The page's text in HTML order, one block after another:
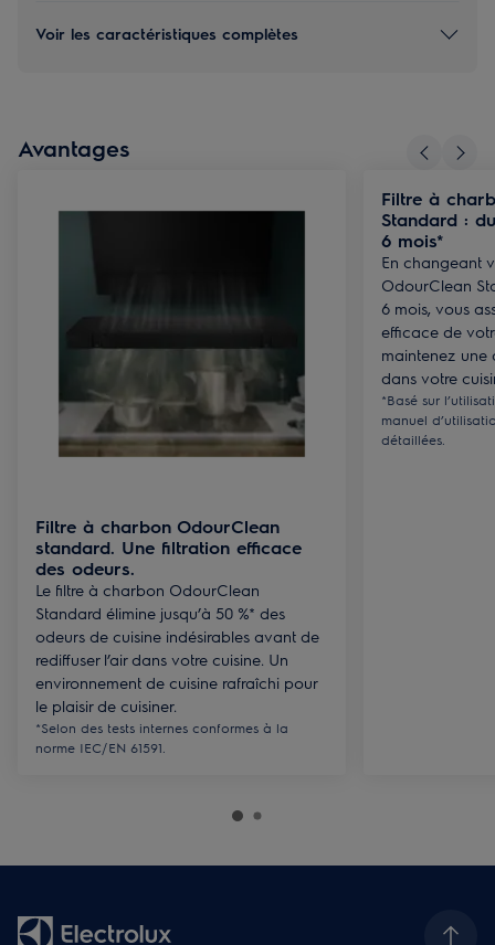
Voir les caractéristiques complètes
Avantages
Filtre à charbon OdourClean
standard. Une filtration efficace
des odeurs.
Le filtre à charbon OdourClean
Standard élimine jusqu’à 50 %* des
odeurs de cuisine indésirables avant de
rediffuser l’air dans votre cuisine. Un
environnement de cuisine rafraîchi pour
le plaisir de cuisiner.
*Selon des tests internes conformes à la
norme IEC/EN 61591.
Filtre à
Standard :
6 mois*
En changeant
OdourClean
6 mois, vous
efficace de
maintenez une
dans votre
*Basé sur
manuel
détaillées.